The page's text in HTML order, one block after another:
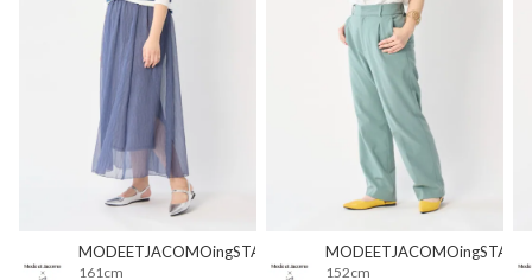
MODEETJACOMOingSTAFF
161cm
MODEETJACOMOingSTAFF
152cm